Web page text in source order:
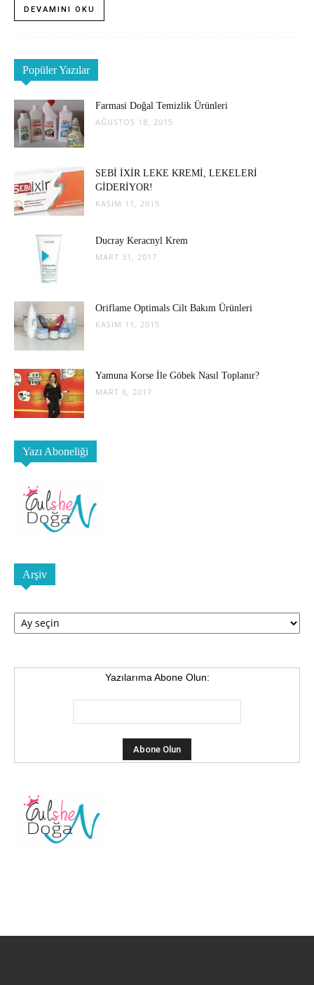
DEVAMINI OKU
Popüler Yazılar
Farmasi Doğal Temizlik Ürünleri
AĞUSTOS 18, 2015
SEBİ İXİR LEKE KREMİ, LEKELERİ
GİDERİYOR!
KASIM 11, 2015
Ducray Keracnyl Krem
MART 31, 2017
Oriflame Optimals Cilt Bakım Ürünleri
KASIM 11, 2015
Yamuna Korse İle Göbek Nasıl Toplanır?
MART 6, 2017
Yazı Aboneliği
Arşiv
Arşiv
Yazılarıma Abone Olun: